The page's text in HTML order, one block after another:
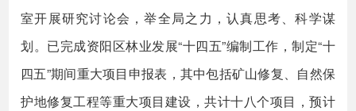
室开展研究讨论会，举全局之力，认真思考、科学谋
划。已完成资阳区林业发展“十四五”编制工作，制定“十
四五”期间重大项目申报表，其中包括矿山修复、自然保
护地修复工程等重大项目建设，共计十八个项目，预计